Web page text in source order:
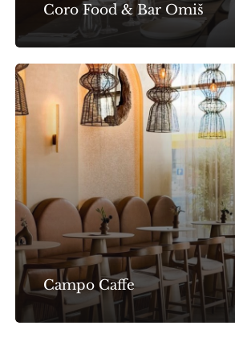
Coro Food & Bar Omiš
Campo
Caffe
Campo Caffe